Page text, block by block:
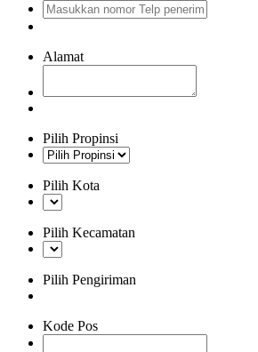
Alamat
Pilih Propinsi
Pilih Kota
Pilih Kecamatan
Pilih Pengiriman
Kode Pos